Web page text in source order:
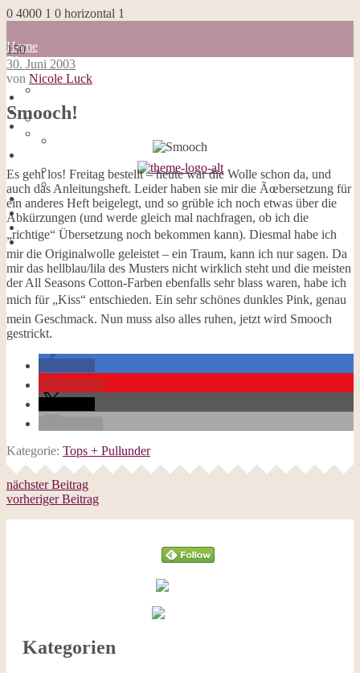
0 4000 1 0 horizontal 1
Home
Blog
about me
Impressum
Datenschutzerklärung
Galerie
Opal-Abos
Strickblogs
Hörbücher
150
Home
Blog
about me
Datenschutzerklärung
Cookies
Galerie
Opal-Abos
Strickblogs
Hörbücher
30. Juni 2003
von Nicole Luck
Smooch!
Es geht los! Freitag bestellt – heute war die Wolle schon da, und
auch das Anleitungsheft. Leider haben sie mir die Ãœbersetzung für
ein anderes Heft beigelegt, und so grüble ich noch etwas über die
Abkürzungen (und werde gleich mal nachfragen, ob ich die
„richtige“ Übersetzung noch bekommen kann). Diesmal habe ich
mir die Originalwolle geleistet – ein Traum, kann ich nur sagen. Da
mir das hellblau/lila des Musters nicht wirklich steht und die meisten
der All Seasons Cotton-Farben ebenfalls sehr blass waren, habe ich
mich für „Kiss“ entschieden. Ein sehr schönes dunkles Pink, genau
mein Geschmack. Nun muss also alles ruhen, jetzt wird Smooch
gestrickt.
Kategorie: Tops + Pullunder
nächster Beitrag
vorheriger Beitrag
Kategorien